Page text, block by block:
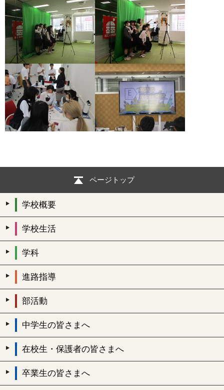
ページトップ
学校概要
学校生活
学科
進路指導
部活動
中学生の皆さまへ
在校生・保護者の皆さまへ
卒業生の皆さまへ